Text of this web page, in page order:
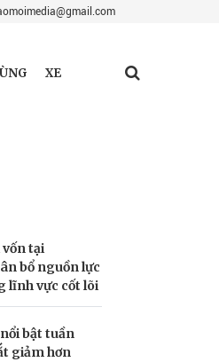
XE
tại
bổ nguồn lực
lĩnh vực cốt lõi
bật tuần
giảm hơn